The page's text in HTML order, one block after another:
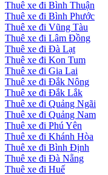
Thuê xe đi Bình Thuận
Thuê xe đi Bình Phước
Thuê xe đi Vũng Tàu
Thuê xe đi Lâm Đồng
Thuê xe đi Đà Lạt
Thuê xe đi Kon Tum
Thuê xe đi Gia Lai
Thuê xe đi Đắk Nông
Thuê xe đi Đắk Lắk
Thuê xe đi Quảng Ngãi
Thuê xe đi Quảng Nam
Thuê xe đi Phú Yên
Thuê xe đi Khánh Hòa
Thuê xe đi Bình Định
Thuê xe đi Đà Nẵng
Thuê xe đi Huế